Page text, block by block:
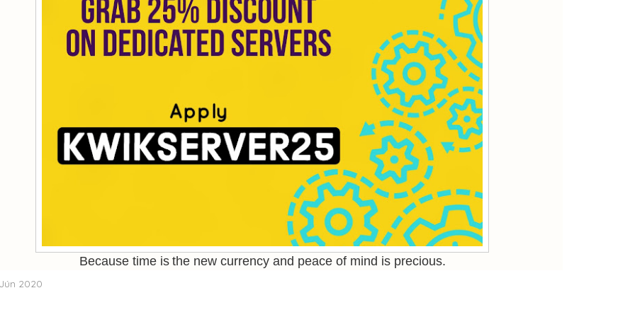
Because time is the new currency and peace of mind is precious.
2020